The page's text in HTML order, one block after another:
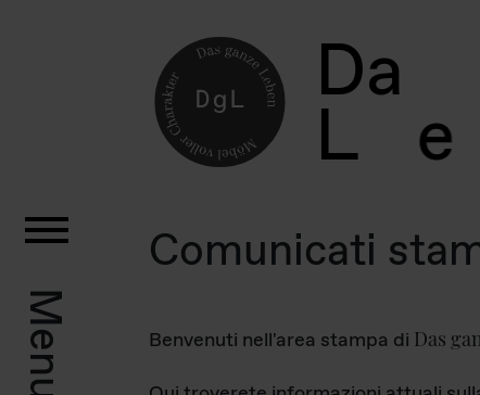
Da
L e
Menu
Comunicati
Benvenuti nell'area stampa di Das